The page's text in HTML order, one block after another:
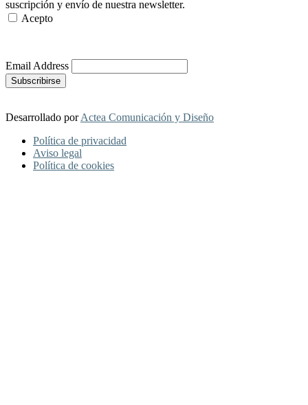
suscripción y envío de nuestra newsletter.
Acepto
Email Address
Desarrollado porActea Comunicación y Diseño
Política de privacidad
Aviso legal
Política de cookies